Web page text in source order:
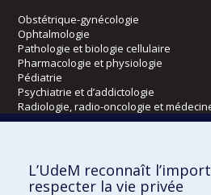
Obstétrique-gynécologie
Ophtalmologie
Pathologie et biologie cellulaire
Pharmacologie et physiologie
Pédiatrie
Psychiatrie et d’addictologie
Radiologie, radio-oncologie et
Écoles
Kinésiologie et des sciences de
L’UdeM reconnaît
respecter la vie privée